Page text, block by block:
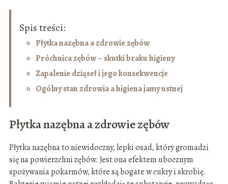
Spis treści:
Płytka nazębna a zdrowie zębów
Próchnica zębów – skutki braku higieny
Zapalenie dziąseł i jego konsekwencje
Ogólny stan zdrowia a higiena jamy ustnej
Płytka nazębna a zdrowie zębów
Płytka nazębna to niewidoczny, lepki osad, który gromadzi
się na powierzchni zębów. Jest ona efektem ubocznym
spożywania pokarmów, które są bogate w cukry i skrobię.